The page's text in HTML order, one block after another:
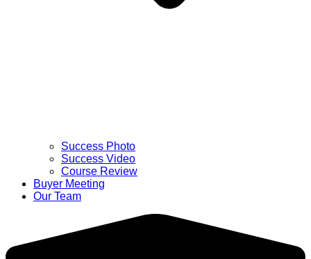
Success Photo
Success Video
Course Review
Buyer Meeting
Our Team